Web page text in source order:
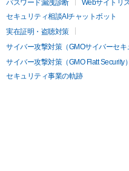
パスワード漏洩診断
Webサイトリ
セキュリティ相談AIチャットボット
実在証明・盗聴対策
サイバー攻撃対策（GMOサイバーセキ
サイバー攻撃対策（GMO Flatt Security）
セキュリティ事業の軌跡